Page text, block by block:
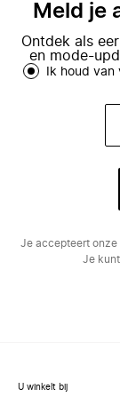
Meld je
Ontdek als
en mode-
Ik houd
Je accepteert onze
Je
U winkelt bij